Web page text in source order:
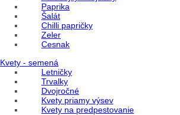
Paprika
Šalát
Chilli papričky
Zeler
Cesnak
Kvety - semená
Letničky
Trvalky
Dvojročné
Kvety priamy výsev
Kvety na predpestovanie